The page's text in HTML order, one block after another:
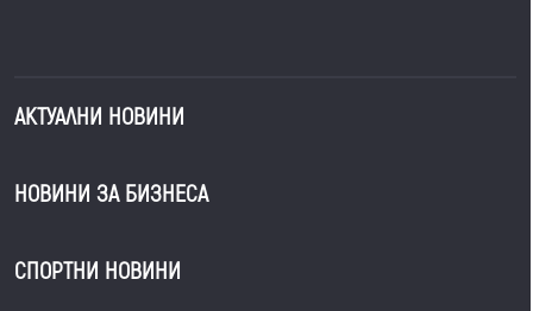
АКТУАЛНИ НОВИНИ
НОВИНИ ЗА БИЗНЕСА
СПОРТНИ НОВИНИ